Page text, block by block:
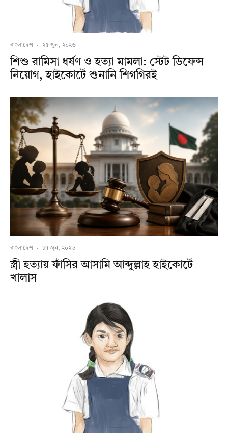
বাংলাদেশ · ২৫ জুন, ২০২৬
শিশু রামিসা ধর্ষণ ও হত্যা মামলা: স্টেট ডিফেন্স
নিয়োগ, হাইকোর্টে শুনানি শিগগিরই
বাংলাদেশ · ১৭ জুন, ২০২৬
স্ত্রী হত্যায় ফাঁসির আসামি আব্দুল্লাহ হাইকোর্টে
খালাস